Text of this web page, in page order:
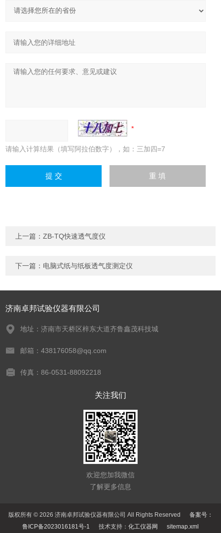
请输入计算结果（填写阿拉伯数字），如：三加四=7
上一篇：ZB-TQ快速透气度仪
下一篇： 电脑式纸与纸板透气度测定仪
济南卓邦试验仪器有限公司
地址：济南市天桥区梓东大道齐鲁鑫茂科技城
邮箱：438176058@qq.com
传真：86-0531-88092218
关注我们
欢迎您加我微信
了解更多信息
版权所有 © 2026 济南卓邦试验仪器有限公司 All Rights Reserved 备案号：
鲁ICP备2023016181号-1 技术支持： 化工仪器网 sitemap.xml